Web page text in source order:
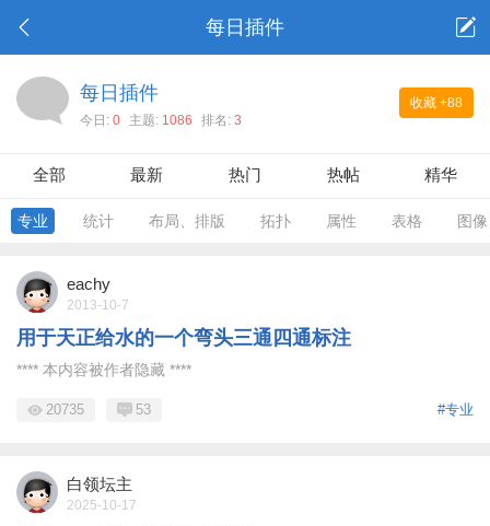
每日插件
收藏 +88
每日插件
今日: 0 主题: 1086 排名: 3
全部 最新 热门 热帖 精华
专业 统计 布局、排版 拓扑 属性 表格 图像
eachy
2013-10-7
用于天正给水的一个弯头三通四通标注
**** 本内容被作者隐藏 ****
#专业
20735 53
白领坛主
2025-10-17